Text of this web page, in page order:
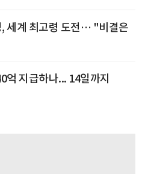
, 세계 최고령 도전… "비결은
억 지급하나... 14일까지